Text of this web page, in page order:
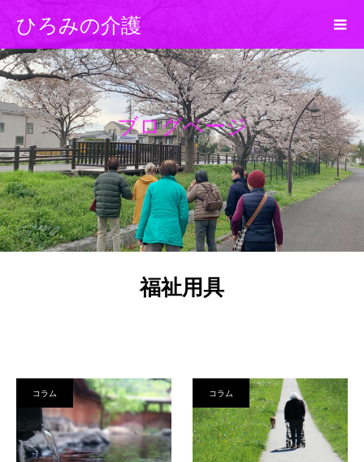
ひろみの介護
ブログページ
福祉用具
コラム コラム